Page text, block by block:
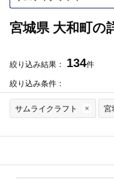
宮城県 大和町の
絞り込み結果： 134件
絞り込み条件：
サムライクラフト 宮